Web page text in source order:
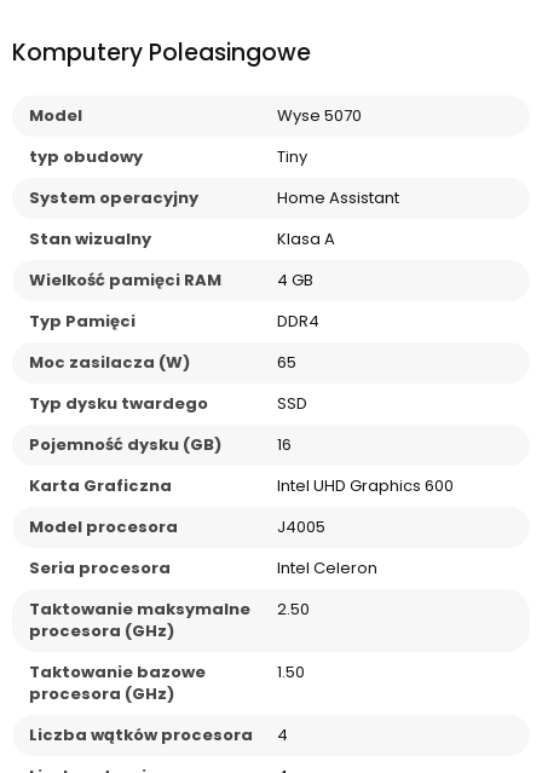
Komputery Poleasingowe
Model
Wyse 5070
typ obudowy
Tiny
System operacyjny
Home Assistant
Stan wizualny
Klasa A
Wielkość pamięci RAM
4 GB
Typ Pamięci
DDR4
Moc zasilacza (W)
65
Typ dysku twardego
SSD
Pojemność dysku (GB)
16
Karta Graficzna
Intel UHD Graphics 600
Model procesora
J4005
Seria procesora
Intel Celeron
Taktowanie maksymalne
procesora (GHz)
2.50
Taktowanie bazowe
procesora (GHz)
1.50
Liczba wątków procesora
4